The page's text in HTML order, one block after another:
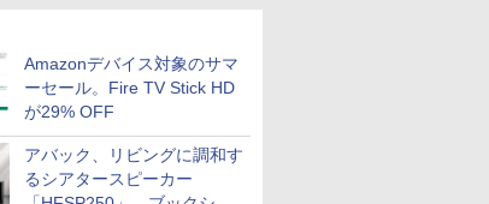
Amazonデバイス対象のサマ
ーセール。Fire TV Stick HD
が29% OFF
アバック、リビングに調和す
るシアタースピーカー